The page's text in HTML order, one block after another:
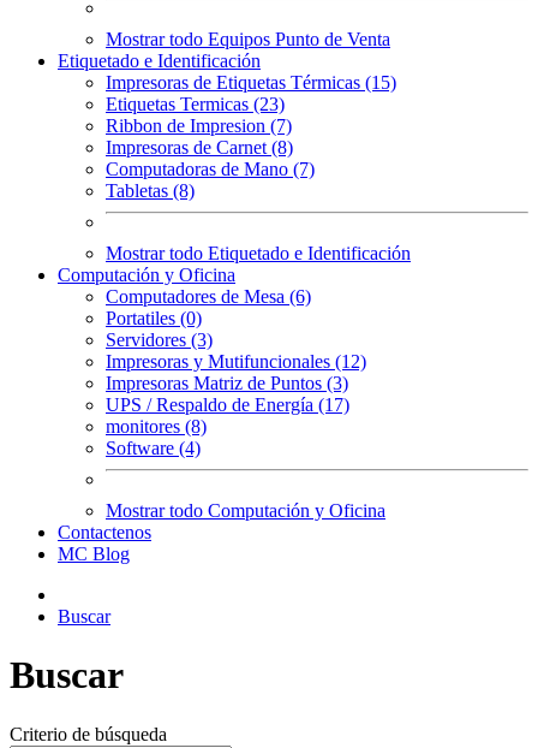
Mostrar todo Equipos Punto de Venta
Etiquetado e Identificación
Impresoras de Etiquetas Térmicas (15)
Etiquetas Termicas (23)
Ribbon de Impresion (7)
Impresoras de Carnet (8)
Computadoras de Mano (7)
Tabletas (8)
Mostrar todo Etiquetado e Identificación
Computación y Oficina
Computadores de Mesa (6)
Portatiles (0)
Servidores (3)
Impresoras y Mutifuncionales (12)
Impresoras Matriz de Puntos (3)
UPS / Respaldo de Energía (17)
monitores (8)
Software (4)
Mostrar todo Computación y Oficina
Contactenos
MC Blog
Buscar
Buscar
Criterio de búsqueda